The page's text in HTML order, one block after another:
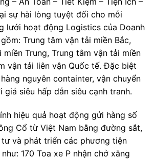
sự hài lòng tuyệt đối cho mỗi
lưới hoạt động Logistics của Doanh
Trung tâm vận tải miền Bắc,
miền Trung, Trung tâm vận tải miền
vận tải liên vận Quốc tế. Đặc biệt
nguyên containter, vận chuyển
giá siêu hấp dẫn siêu cạnh tranh.
hiệu quả hoạt động gửi hàng số
Cổ từ Việt Nam bằng đường sắt,
và phát triển các phương tiện
170 Toa xe P nhận chở xăng